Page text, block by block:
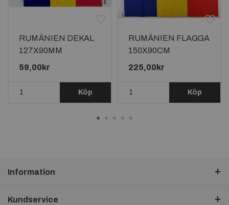
RUMÄNIEN DEKAL
127X90MM
59,00kr
Köp
RUMÄNIEN FLAGGA
150X90CM
225,00kr
Köp
Information
Kundservice